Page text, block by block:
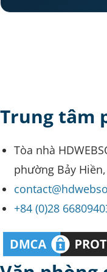
Trung tâm
Tòa nhà
phường Bảy
+84 (0)28